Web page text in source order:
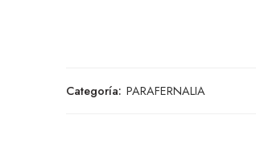
Categoría: PARAFERNALIA